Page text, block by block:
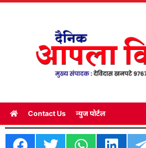
Contact Us न्युज पोर्टल